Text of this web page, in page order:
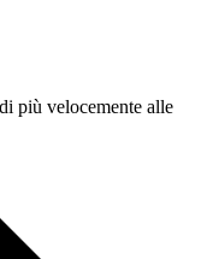
più velocemente alle